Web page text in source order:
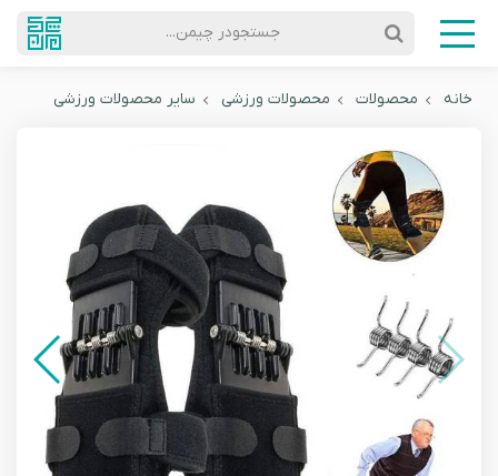
جستجودر چیمن...
خانه محصولات محصولات ورزشی سایر محصولات ورزشی